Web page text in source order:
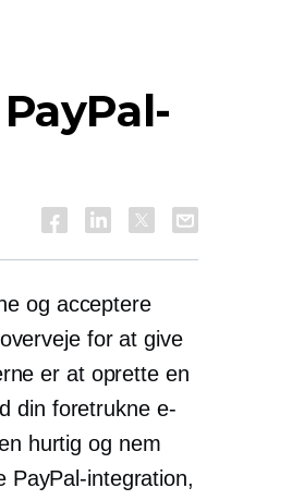
og acceptere
for at give
er at oprette en
din foretrukne e-
hurtig og nem
PayPal-integration,